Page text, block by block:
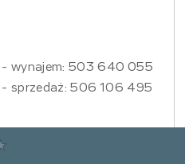
- wynajem: 503 640 055
- sprzedaż: 506 106 495